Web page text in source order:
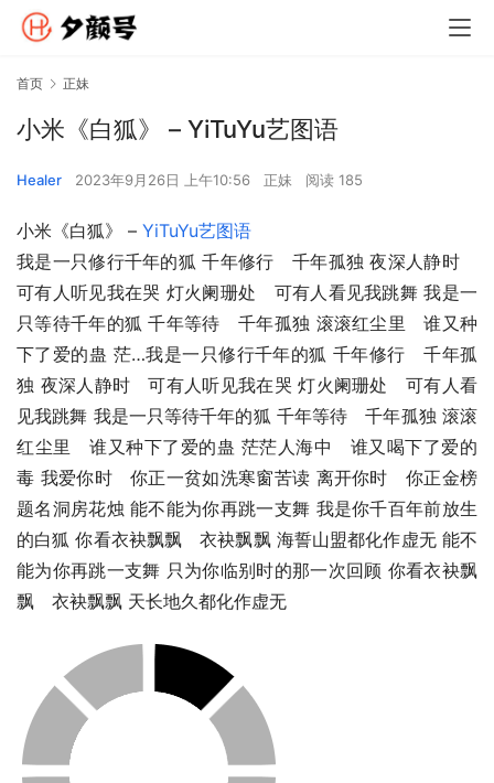
首页 正妹
小米《白狐》 – YiTuYu艺图语
Healer 2023年9月26日 上午10:56 正妹 阅读 185
小米《白狐》 – YiTuYu艺图语
我是一只修行千年的狐 千年修行　千年孤独 夜深人静时
可有人听见我在哭 灯火阑珊处　可有人看见我跳舞 我是一
只等待千年的狐 千年等待　千年孤独 滚滚红尘里　谁又种
下了爱的蛊 茫…我是一只修行千年的狐 千年修行　千年孤
独 夜深人静时　可有人听见我在哭 灯火阑珊处　可有人看
见我跳舞 我是一只等待千年的狐 千年等待　千年孤独 滚滚
红尘里　谁又种下了爱的蛊 茫茫人海中　谁又喝下了爱的
毒 我爱你时　你正一贫如洗寒窗苦读 离开你时　你正金榜
题名洞房花烛 能不能为你再跳一支舞 我是你千百年前放生
的白狐 你看衣袂飘飘　衣袂飘飘 海誓山盟都化作虚无 能不
能为你再跳一支舞 只为你临别时的那一次回顾 你看衣袂飘
飘　衣袂飘飘 天长地久都化作虚无